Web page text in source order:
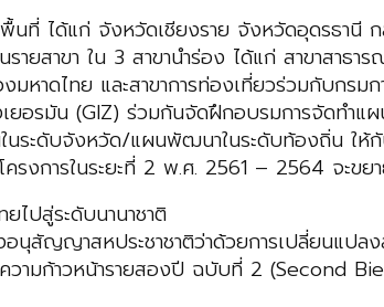
ที่ ได้แก่ จังหวัดเชียงราย จังหวัดอุดรธานี
ายสาขา ใน 3 สาขานำร่อง ได้แก่ สาขาสาธ
าดไทย และสาขาการท่องเที่ยวร่วมกับกรม
อรมัน (GIZ) ร่วมกันจัดฝึกอบรมการจัดทำ
นระดับจังหวัด/แผนพัฒนาในระดับท้องถิ่น ใ
งการในระยะที่ 2 พ.ศ. 2561 – 2564 จะข
ไปสู่ระดับนานาชาติ
นุสัญญาสหประชาชาติว่าด้วยการเปลี่ยนแปล
ามก้าวหน้ารายสองปี ฉบับที่ 2 (Second